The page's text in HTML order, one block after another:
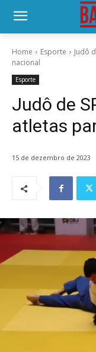
Home Esporte
Judô
nacional
Esporte
Judô de
atletas
15 de dezembro de 2023